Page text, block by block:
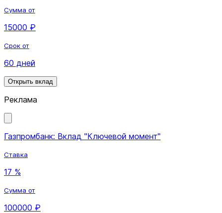
Сумма от
15000 ₽
Срок от
60 дней
Открыть вклад
Реклама
Газпромбанк: Вклад "Ключевой момент"
Ставка
17 %
Сумма от
100000 ₽